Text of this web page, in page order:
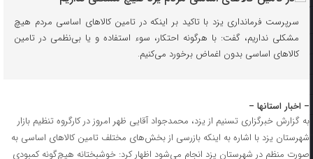
سرپرست فرمانداری یزد با تاکید بر اینکه در تامین کالاهای اساسی مردم هیچ
مشکلی نداریم، گفت: با هرگونه احتکار، سوء استفاده و یا بی‌نظمی در تامین
کالاهای اساسی بدون اغماض برخورد می‌کنیم.
– اخبار استانها –
به گزارش خبرگزاری تسنیم از یزد، محمدجواد آقایی ظهر امروز در کارگروه تنظیم بازار
شهرستان یزد با اشاره به اینکه بازرسی از بخش‌های مختلف تامین‌ کالاهای اساسی به
صورت منظم در شهرستان یزد انجام می‌شود اظهار کرد: خوشبختانه هیچ‌گونه کمبودی